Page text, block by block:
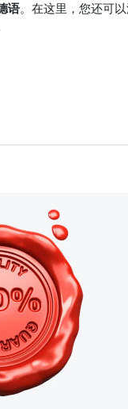
语。在这里，您还可